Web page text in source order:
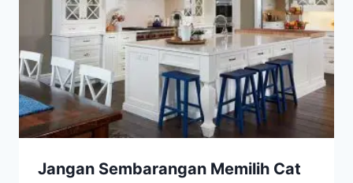
Jangan Sembarangan Memilih Cat